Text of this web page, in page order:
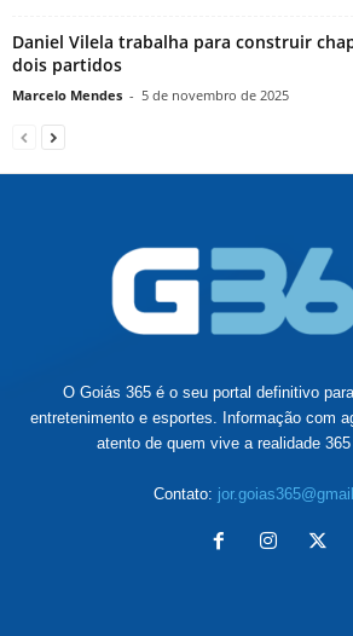
Daniel Vilela trabalha para construir
dois partidos
Marcelo Mendes - 5 de novembro de 2025
O Goiás 365 é o seu portal definitivo
entretenimento e esportes. Informação com
atento de quem vive a realidade 365
Contato: